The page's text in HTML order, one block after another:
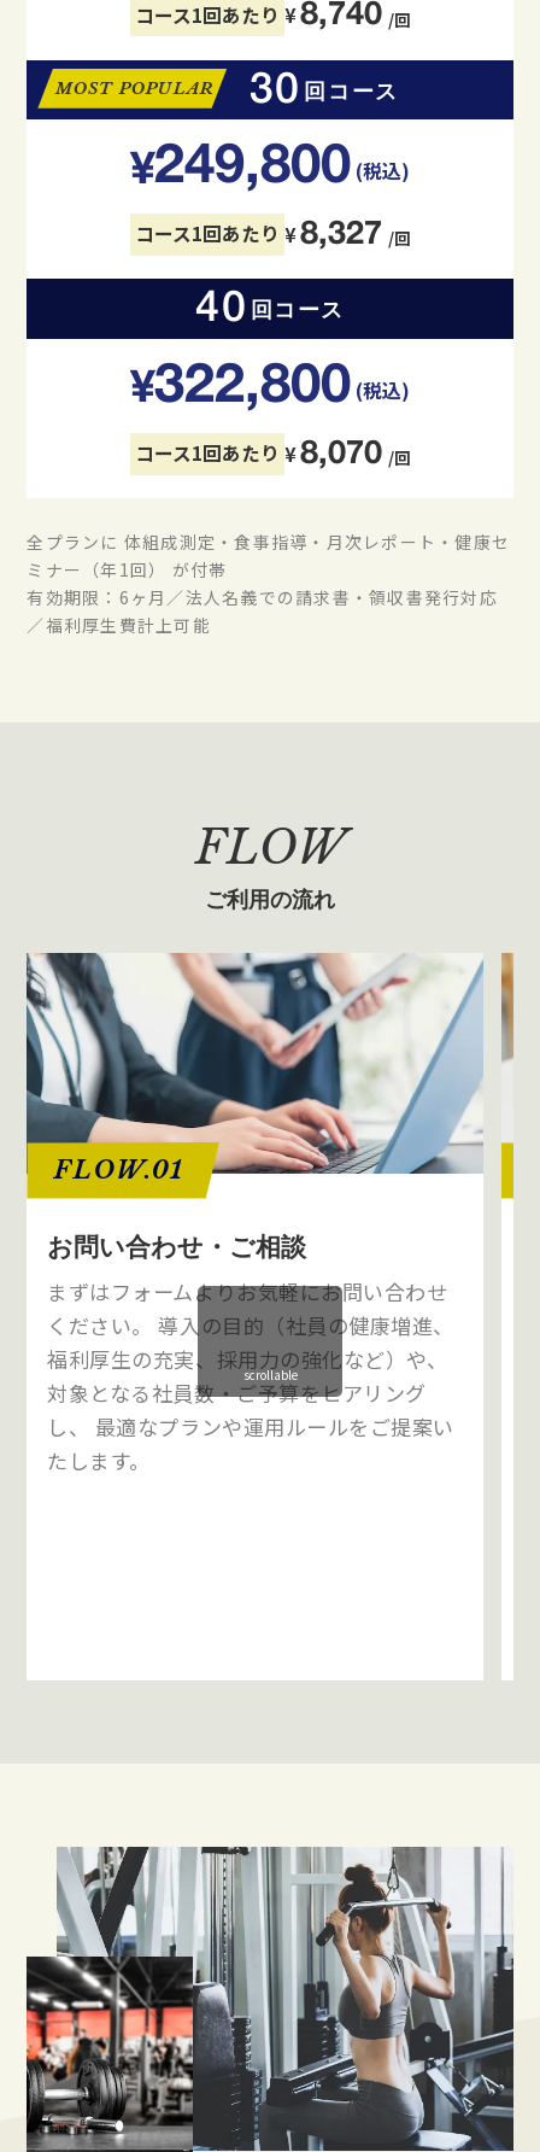
コース1回あたり ¥8,740 /回
MOST POPULAR 30 回コース
¥249,800 (税込)
コース1回あたり ¥8,327 /回
40 回コース
¥322,800 (税込)
コース1回あたり ¥8,070 /回
全プランに 体組成測定・食事指導・月次レポート・健康セ
ミナー（年1回） が付帯
有効期限：6ヶ月／法人名義での請求書・領収書発行対応
／福利厚生費計上可能
FLOW
ご利用の流れ
FLOW.01
お問い合わせ・ご相談
まずはフォームよりお気軽にお問い合わせ
ください。 導入の目的（社員の健康増進、
福利厚生の充実、採用力の強化など）や、
対象となる社員数・ご予算をヒアリング
し、 最適なプランや運用ルールをご提案い
たします。
scrollable